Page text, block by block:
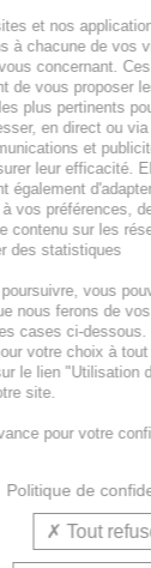
indisponible
que le produit
favoris
IMBATTABLES
en ligne
en4 fois sans
gratuite dès55€
et nos
à chacune de vos
concernant.
de vous proposer
plus pertinents
en direct ou via
et
leur efficacité.
également
vos préférences,
contenu sur les
des statistiques
vous
nous ferons de
cases ci-dessous.
votre choix à
le lien "Utilisation
site.
pour votre
Politique de
Tout